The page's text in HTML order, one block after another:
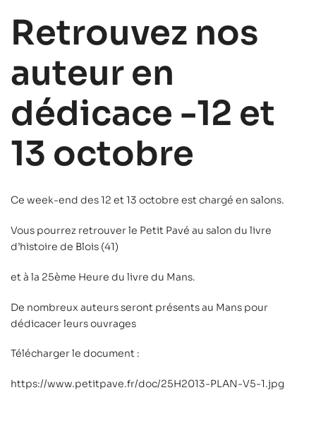
Retrouvez nos
auteur en
dédicace -12 et
13 octobre
Ce week-end des 12 et 13 octobre est chargé en salons.
Vous pourrez retrouver le Petit Pavé au salon du livre
d’histoire de Blois (41)
et à la 25ème Heure du livre du Mans.
De nombreux auteurs seront présents au Mans pour
dédicacer leurs ouvrages
Télécharger le document :
https://www.petitpave.fr/doc/25H2013-PLAN-V5-1.jpg